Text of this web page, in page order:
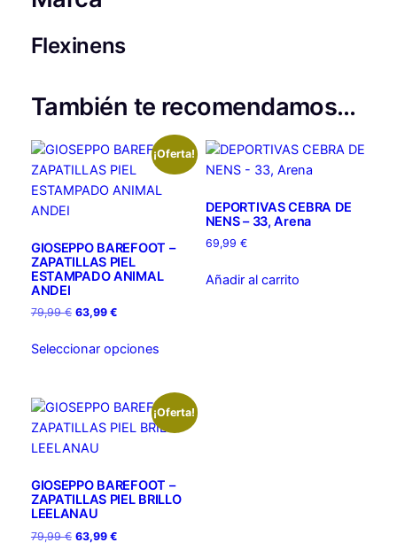
Flexinens
También te recomendamos…
¡Oferta!
GIOSEPPO BAREFOOT –
ZAPATILLAS PIEL
ESTAMPADO ANIMAL
ANDEI
79,99€ El
original
63,99 €El
actual
Seleccionar opcionesproducto
múltiples
variantes.
Las
se
pueden
DEPORTIVAS CEBRA DE
NENS – 33, Arena
69,99 €
Añadir al carrito
¡Oferta!
GIOSEPPO BAREFOOT –
ZAPATILLAS PIEL BRILLO
LEELANAU
79,99€ El
63,99 €El